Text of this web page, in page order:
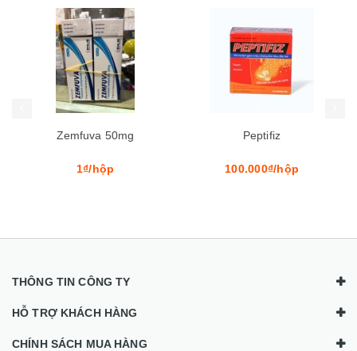
Peptifiz
100.000₫/hộp
Pomoli 9g
120.000₫/hộp
Mua hàng Mua hàng
THÔNG TIN CÔNG TY
HỖ TRỢ KHÁCH HÀNG
CHÍNH SÁCH MUA HÀNG